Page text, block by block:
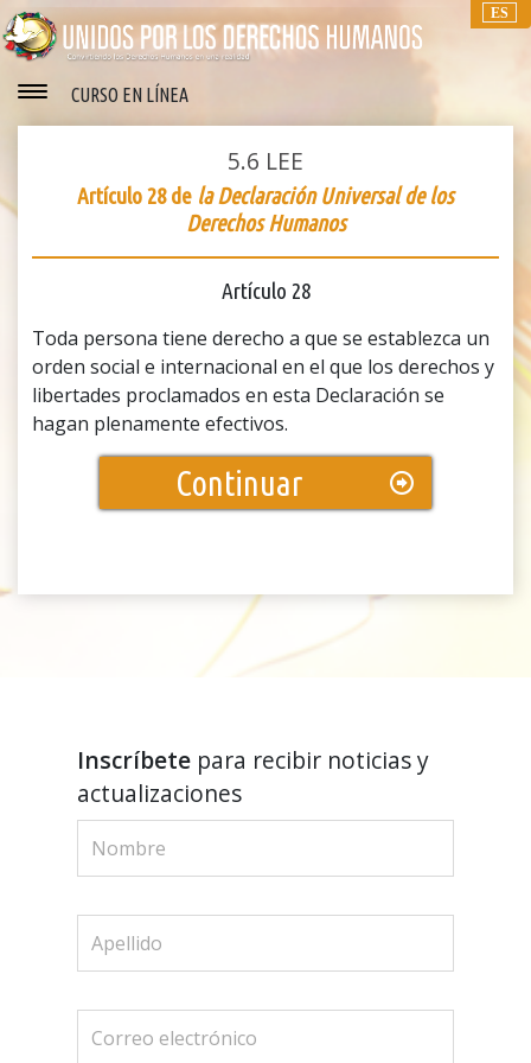
ES
CURSO EN LÍNEA
5.6 LEE
Artículo 28 de la Declaración Universal de los
Derechos Humanos
Artículo 28
Toda persona tiene derecho a que se establezca un
orden social e internacional en el que los derechos y
libertades proclamados en esta Declaración se
hagan plenamente efectivos.
Continuar
Inscríbetepara recibir noticias y
actualizaciones